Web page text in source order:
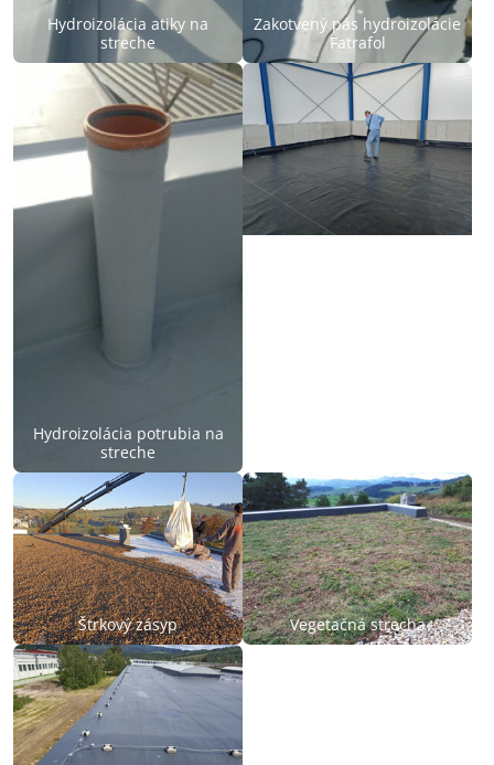
Hydroizolácia atiky na
streche
Zakotvený pás hydroizolácie
Fatrafol
Hydroizolácia potrubia na
streche
Štrkový zásyp Vegetačná strecha